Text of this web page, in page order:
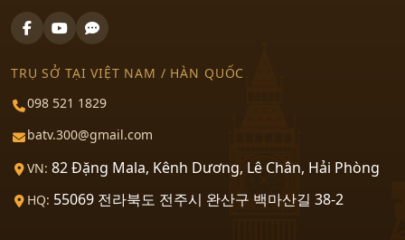
TRỤ SỞ TẠI VIỆT NAM / HÀN QUỐC
098 521 1829
batv.300@gmail.com
VN: 82 Đặng Mala, Kênh Dương, Lê Chân, Hải Phòng
HQ: 55069 전라북도 전주시 완산구 백마산길 38-2